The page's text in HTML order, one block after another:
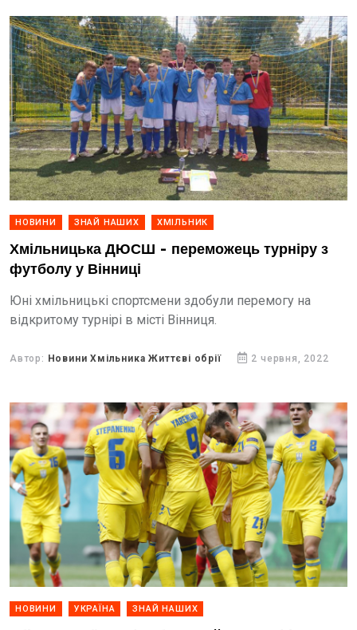
НОВИНИ ЗНАЙ НАШИХ ХМІЛЬНИК
Хмільницька ДЮСШ - переможець турніру з
футболу у Вінниці
Юні хмільницькі спортсмени здобули перемогу на
відкритому турнірі в місті Вінниця.
Автор: Новини Хмільника Життєві обрії 2 червня, 2022
НОВИНИ УКРАЇНА ЗНАЙ НАШИХ